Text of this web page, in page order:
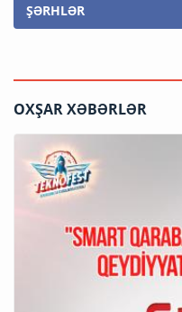
ŞƏRHLƏR
OXŞAR XƏBƏRLƏR